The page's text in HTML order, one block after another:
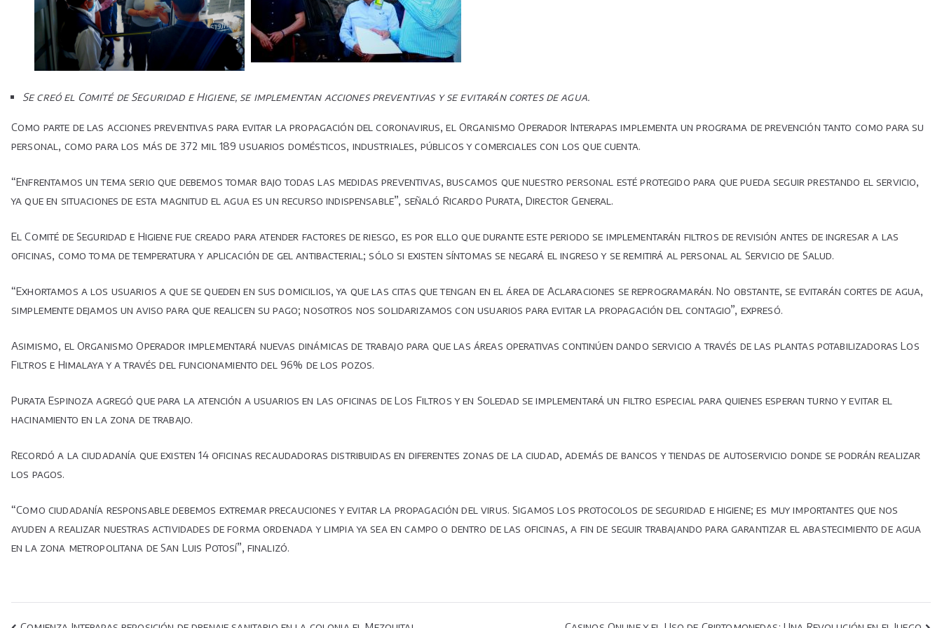
de
COVID-
Se creó el Comité de Seguridad e Higiene, se implementan acciones preventivas y se evitarán cortes de agua.
Como parte de las acciones preventivas para evitar la propagación del coronavirus, el Organismo Operador Interapas implementa un programa de prevención tanto como para su
personal, como para los más de 372 mil 189 usuarios domésticos, industriales, públicos y comerciales con los que cuenta.
“Enfrentamos un tema serio que debemos tomar bajo todas las medidas preventivas, buscamos que nuestro personal esté protegido para que pueda seguir prestando el servicio,
ya que en situaciones de esta magnitud el agua es un recurso indispensable”, señaló Ricardo Purata, Director General.
El Comité de Seguridad e Higiene fue creado para atender factores de riesgo, es por ello que durante este periodo se implementarán filtros de revisión antes de ingresar a las
oficinas, como toma de temperatura y aplicación de gel antibacterial; sólo si existen síntomas se negará el ingreso y se remitirá al personal al Servicio de Salud.
“Exhortamos a los usuarios a que se queden en sus domicilios, ya que las citas que tengan en el área de Aclaraciones se reprogramarán. No obstante, se evitarán cortes de agua,
simplemente dejamos un aviso para que realicen su pago; nosotros nos solidarizamos con usuarios para evitar la propagación del contagio”, expresó.
Asimismo, el Organismo Operador implementará nuevas dinámicas de trabajo para que las áreas operativas continúen dando servicio a través de las plantas potabilizadoras Los
Filtros e Himalaya y a través del funcionamiento del 96% de los pozos.
Purata Espinoza agregó que para la atención a usuarios en las oficinas de Los Filtros y en Soledad se implementará un filtro especial para quienes esperan turno y evitar el
hacinamiento en la zona de trabajo.
Recordó a la ciudadanía que existen 14 oficinas recaudadoras distribuidas en diferentes zonas de la ciudad, además de bancos y tiendas de autoservicio donde se podrán realizar
los pagos.
“Como ciudadanía responsable debemos extremar precauciones y evitar la propagación del virus. Sigamos los protocolos de seguridad e higiene; es muy importantes que nos
ayuden a realizar nuestras actividades de forma ordenada y limpia ya sea en campo o dentro de las oficinas, a fin de seguir trabajando para garantizar el abastecimiento de agua
en la zona metropolitana de San Luis Potosí”, finalizó.